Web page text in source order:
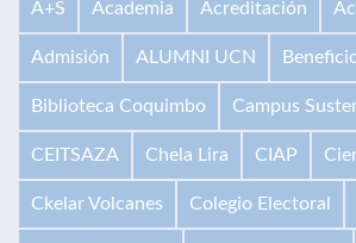
A+S Academia Acreditación
Admisión ALUMNI UCN
Biblioteca Coquimbo Campus
CEITSAZA Chela Lira CIAP
Ckelar Volcanes Colegio Electoral